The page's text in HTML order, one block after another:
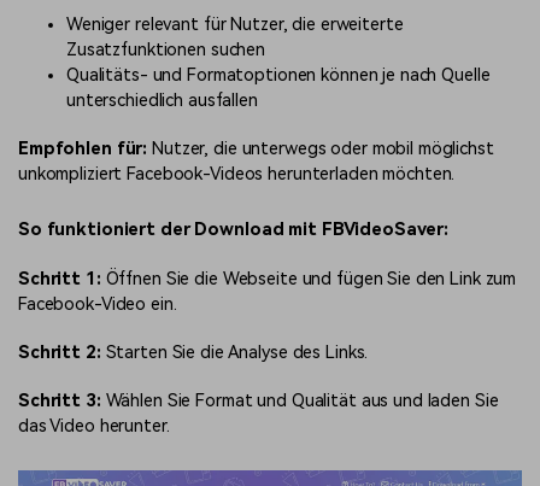
Weniger relevant für Nutzer, die erweiterte
Zusatzfunktionen suchen
Qualitäts- und Formatoptionen können je nach Quelle
unterschiedlich ausfallen
Empfohlen für: Nutzer, die unterwegs oder mobil möglichst
unkompliziert Facebook-Videos herunterladen möchten.
So funktioniert der Download mit FBVideoSaver:
Schritt 1: Öffnen Sie die Webseite und fügen Sie den Link zum
Facebook-Video ein.
Schritt 2: Starten Sie die Analyse des Links.
Schritt 3: Wählen Sie Format und Qualität aus und laden Sie
das Video herunter.